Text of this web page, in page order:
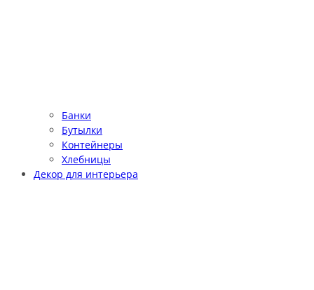
Банки
Бутылки
Контейнеры
Хлебницы
Декор для интерьера